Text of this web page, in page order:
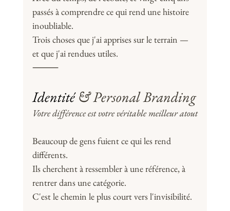
passés à comprendre ce qui rend une histoire
inoubliable.
Trois choses que j'ai apprises sur le terrain —
et que j'ai rendues utiles.
⸻
Identité & Personal Branding
Votre différence est votre véritable meilleur atout
Beaucoup de gens fuient ce qui les rend
différents.
Ils cherchent à ressembler à une référence, à
rentrer dans une catégorie.
C'est le chemin le plus court vers l'invisibilité.